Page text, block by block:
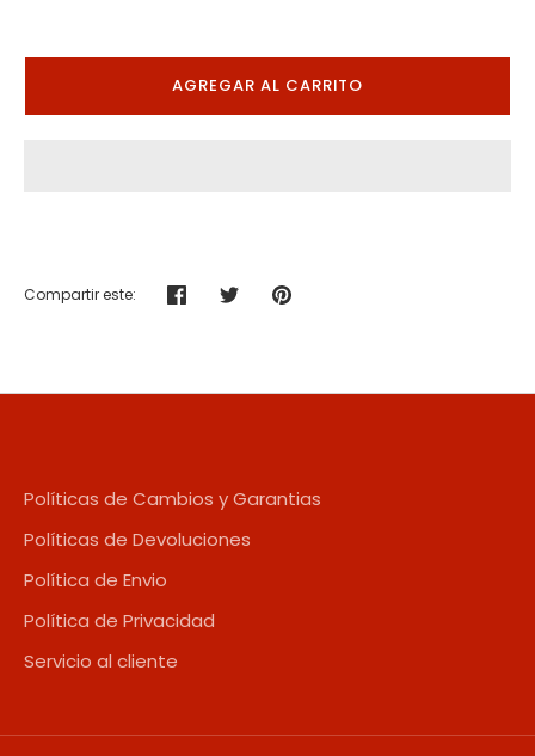
AGREGAR AL CARRITO
Compartir este: CompartirTuitearHacer
Políticas de Cambios y Garantias
Políticas de Devoluciones
Política de Envio
Política de Privacidad
Servicio al cliente